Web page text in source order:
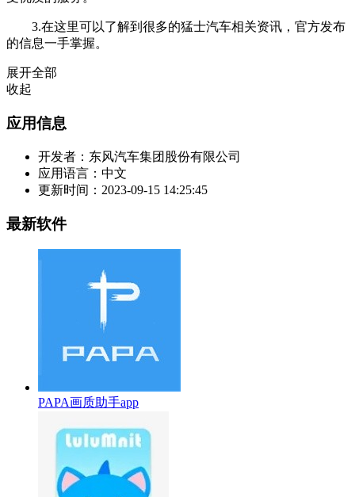
3.在这里可以了解到很多的猛士汽车相关资讯，官方发布
的信息一手掌握。
展开全部
收起
应用信息
开发者： 东风汽车集团股份有限公司
应用语言： 中文
更新时间： 2023-09-15 14:25:45
最新软件
PAPA画质助手app